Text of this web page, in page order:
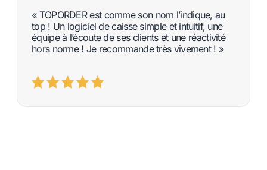
« TOPORDER est comme son nom l’indique, au
top ! Un logiciel de caisse simple et intuitif, une
équipe à l’écoute de ses clients et une réactivité
hors norme ! Je recommande très vivement ! »